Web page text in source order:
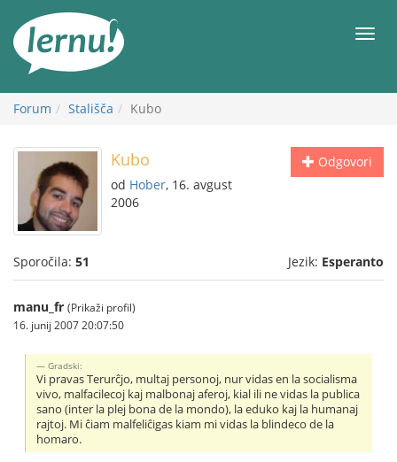
vsebini
Meni
Forum Stališča Kubo
Odgovori
Kubo
od Hober, 16. avgust
2006
Sporočila: 51 Jezik: Esperanto
manu_fr (Prikaži profil)
16. junij 2007 20:07:50
Gradski:
Vi pravas Terurĉjo, multaj personoj, nur vidas en la socialisma
vivo, malfacilecoj kaj malbonaj aferoj, kial ili ne vidas la publica
sano (inter la plej bona de la mondo), la eduko kaj la humanaj
rajtoj. Mi ĉiam malfeliĉigas kiam mi vidas la blindeco de la
homaro.